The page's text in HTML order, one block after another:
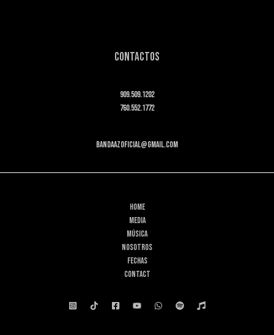
Contactos
909.509.1202
760.552.1772
bandaazoficial@gmail.com
HOME
MEDIA
MÚSICA
NOSOTROS
FECHAS
CONTACT